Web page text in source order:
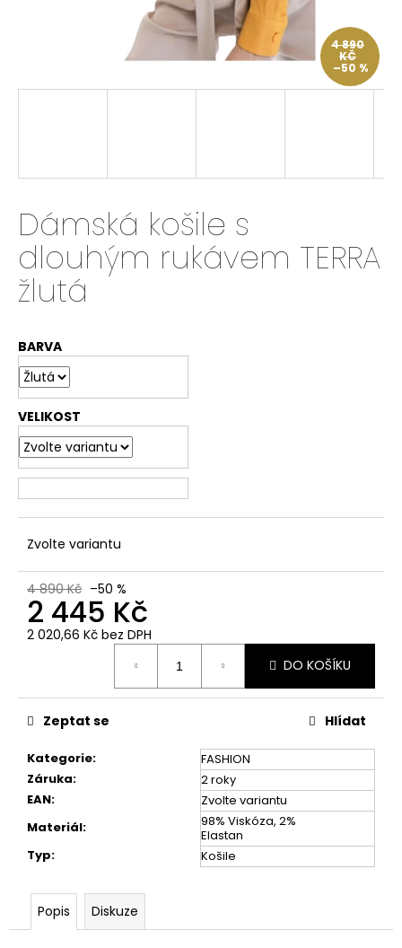
Dámská košile s
dlouhým rukávem TERRA
žlutá
BARVA
VELIKOST
Zvolte variantu
4 890 Kč –50 %
2 445 Kč
2 020,66 Kč bez DPH
DO KOŠÍKU
Kategorie:
FASHION
Záruka:
2 roky
EAN:
Zvolte variantu
Materiál:
98% Viskóza, 2%
Elastan
Typ: Košile
Zeptat se Hlídat
4 890
KČ
–50 %
Popis Diskuze
t
HLEDAT
D
o
o
r
u
č
u
j
e
m
e